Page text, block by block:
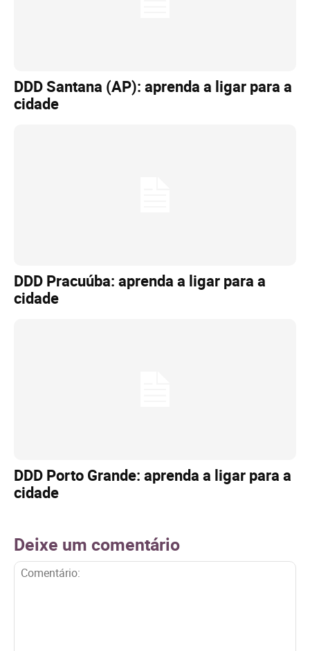
DDD Santana (AP): aprenda a ligar para a
cidade
DDD Pracuúba: aprenda a ligar para a
cidade
DDD Porto Grande: aprenda a ligar para a
cidade
Deixe um comentário